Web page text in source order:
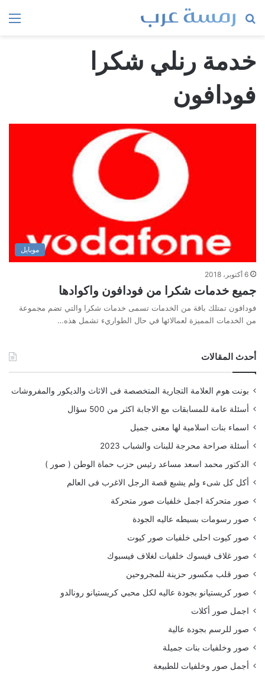
بحث
خدمة رنلي شكرا
فودافون
موبايل
6 أكتوبر، 2018
جميع خدمات شكرا من فودافون واكوادها
فودافون تمتلك باقة من الخدمات تسمى خدمات شكرا والتي تضم مجموعة
من الخدمات المميزة لعمالائها في حال الطواريء تشمل هذه…
أحدث المقالات
بونت هوم العلامة التجارية المتخصصة فى الاثاث والديكور والمفروشات
أسئلة عامة للمسابقات مع الاجابة اكثر من 500 سؤال
اسماء بنات اسلامية لها معنى جميل
أسئلة صراحة محرجة للبنات والشباب 2023
الدكتور محمد اسعد مساعد رئيس حزب حماة الوطن ( صور )
أكل كل شىء ولم يشبع قصة الرجل الاغرب فى العالم
صور متحركة اجمل خلفيات صور متحركة
صور رسومات بسيطه عاليه الجودة
صور كيوت احلى خلفيات صور كيوت
صور غلاف فيسوك خلفيات لغلاف فيسبوك
صور قلب مكسور حزينة للمجروحين
صور كريستيانو بجودة عاليه لكل محبي كريستيانو رونالدو
اجمل صور أكلات
صور للرسم بجودة عالية
صور وخلفيات بنات جميلة
أجمل صور وخلفيات للطبيعة